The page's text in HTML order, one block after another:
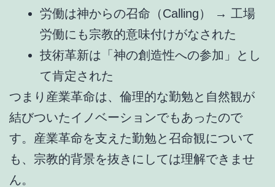
労働は神からの召命（Calling） → 工場
労働にも宗教的意味付けがなされた
技術革新は「神の創造性への参加」とし
て肯定された
つまり産業革命は、倫理的な勤勉と自然観が
結びついたイノベーションでもあったので
す。産業革命を支えた勤勉と召命観について
も、宗教的背景を抜きにしては理解できませ
ん。